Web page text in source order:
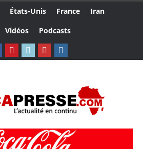
États-Unis France
Iran
Vidéos Podcasts